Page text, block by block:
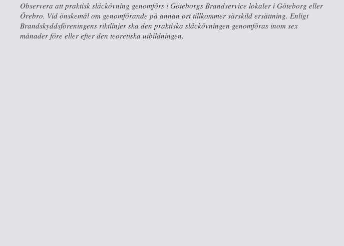
Observera att praktisk släckövning genomförs i Göteborgs Brandservice lokaler i Göteborg eller
Örebro. Vid önskemål om genomförande på annan ort tillkommer särskild ersättning. Enligt
Brandskyddsföreningens riktlinjer ska den praktiska släckövningen genomföras inom sex
månader före eller efter den teoretiska utbildningen.